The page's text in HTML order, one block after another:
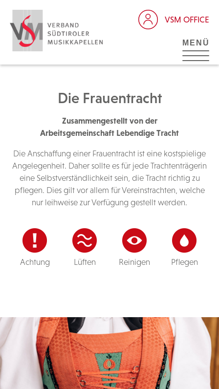
VSM OFFICE
MENÜ
Die Frauentracht
Zusammengestellt von der
Arbeitsgemeinschaft Lebendige Tracht
Die Anschaffung einer Frauentracht ist eine kostspielige
Angelegenheit. Daher sollte es für jede Trachtenträgerin
eine Selbstverständlichkeit sein, die Tracht richtig zu
pflegen. Dies gilt vor allem für Vereinstrachten, welche
nur leihweise zur Verfügung gestellt werden.
Achtung Lüften Reinigen Pflegen